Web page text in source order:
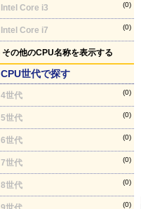
Intel Core i3 (0)
Intel Core i7 (0)
その他のCPU名称を表示する
CPU世代で探す
4世代 (0)
5世代 (0)
6世代 (0)
7世代 (0)
8世代 (0)
(0)